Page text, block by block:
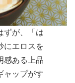
ずが、「は
にエロスを
感ある上品
ャップがす